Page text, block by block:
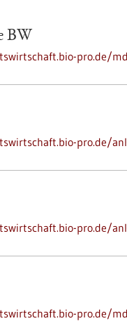
BW
pro.de/
pro.de/
pro.de/
pro.de/